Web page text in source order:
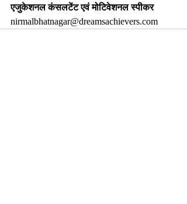
एजुकेशनल कंसलटेंट एवं मोटिवेशनल स्पीकर
nirmalbhatnagar@dreamsachievers.com